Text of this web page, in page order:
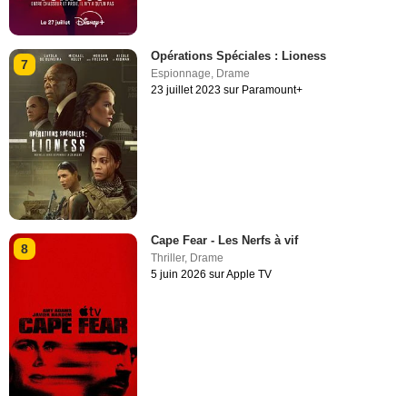
7
Opérations Spéciales : Lioness
Espionnage, Drame
23 juillet 2023 sur Paramount+
8
Cape Fear - Les Nerfs à vif
Thriller, Drame
5 juin 2026 sur Apple TV